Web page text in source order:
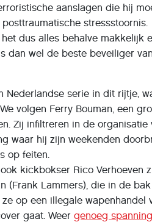
aanslagen die hij
stressstoornis.
dus alles behalve makkelijk
dan wel de beste beveiliger
Nederlandse serie in dit rijtje,
volgen Ferry Bouman, een
Zij infiltreren in de
waar hij zijn weekenden
op feiten.
kickbokser Rico Verhoeven
(Frank Lammers), die in de
op een illegale wapenhandel
gaat. Weergenoeg